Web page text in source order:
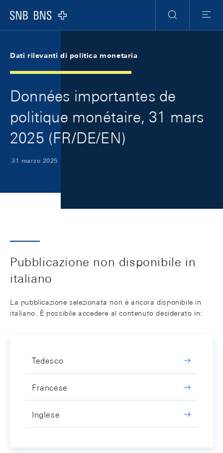
Logo
Ricerca
Menu
Dati rilevanti di politica monetaria
Données importantes de
politique monétaire, 31 mars
2025 (FR/DE/EN)
31 marzo 2025
Pubblicazione non disponibile in
italiano
La pubblicazione selezionata non è ancora disponibile in
italiano. È possibile accedere al contenuto desiderato in:
Tedesco
Francese
Inglese